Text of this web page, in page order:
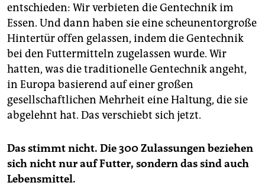
entschieden: Wir verbieten die Gentechnik im
Essen. Und dann haben sie eine scheunentorgroße
Hintertür offen gelassen, indem die Gentechnik
bei den Futtermitteln zugelassen wurde. Wir
hatten, was die traditionelle Gentechnik angeht,
in Europa basierend auf einer großen
gesellschaftlichen Mehrheit eine Haltung, die sie
abgelehnt hat. Das verschiebt sich jetzt.
Das stimmt nicht. Die 300 Zulassungen beziehen
sich nicht nur auf Futter, sondern das sind auch
Lebensmittel.